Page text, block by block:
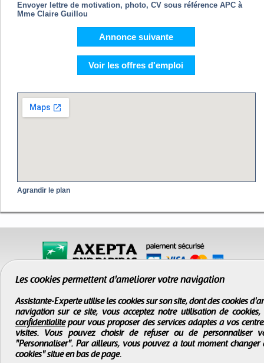
Envoyer lettre de motivation, photo, CV sous référence APC à
Mme Claire Guillou
Annonce suivante
Voir les offres d'emploi
Agrandir le plan
CGV-Infos légales
Les cookies permettent d'améliorer votre navigation
Assistante-Experte utilise les cookies sur son site, dont des cookies
navigation sur ce site, vous acceptez notre utilisation de
confidentialitépour vous proposer des services adaptés à vos
visites. Vous pouvez choisir de refuser ou de
"Personnaliser". Par ailleurs, vous pouvez à tout moment
cookies" situé en bas de page.